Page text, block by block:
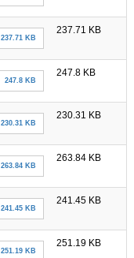
237.71 KB
237.71 KB
247.8 KB
247.8 KB
230.31 KB
230.31 KB
263.84 KB
263.84 KB
241.45 KB
241.45 KB
251.19 KB
251.19 KB